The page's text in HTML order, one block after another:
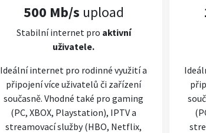
500 Mb/s upload
Stabilní internet pro aktivní
uživatele.
Ideální internet pro rodinné využití a
připojení více uživatelů či zařízení
současně. Vhodné také pro gaming
(PC, XBOX, Playstation), IPTV a
streamovací služby (HBO, Netflix,